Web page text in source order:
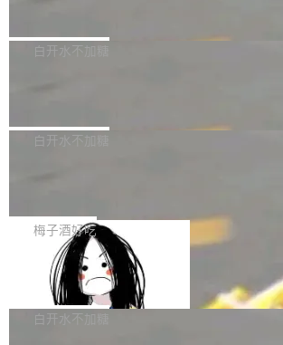
员工参与设立的专项资产管理计划。其中，Dee
获配9...
一个回归问题，该问题导致拉取镜像时会拒绝包
题，该问题可能导致在旧版 Linux 内核...
e 孵化器项目管理委员会（IPMC）投票中获得
P）！这一里程碑不仅标志着 Fluss 迈入新的发
白开水不加糖
长期停止内容更新，未能实现其作为“AI版维基百
提交的编辑请求也长期处于待处理状态。 Groki
pedia 于去年底上线，定位为由人工智能生成内
容的百科平台，被马斯克视为传统众包百科网站
维基百科的替代方案。Lawfare 调查发现，无
热门页面还是低关注度页面，均未出现近期更
白开水不加糖
是这样的：配 MessageSource 的 Bean、写 R
eloadableResourceBundleMessageSource、
声明 LocaleResolver、注册 LocaleChangeInt
erceptor…五六步之后才能看到第一行翻译文
本。 Solon 换了个方式。整个 i18n 模块围绕三
梅子酒好吃
Apache Doris 4.1 全面增强 Iceberg：
支持 UPDATE、MERGE INTO 与 Iceb
erg V3
Apache Doris 4.1 要补齐的，正是缺失的那一
半。在已有查询能力的基础上，Doris 进一步支
白开水不加糖